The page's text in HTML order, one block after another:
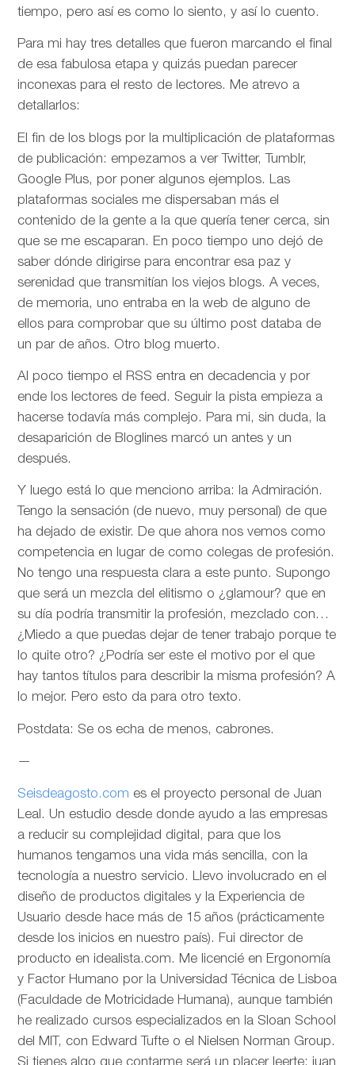
tiempo, pero así es como lo siento, y así lo cuento.
Para mi hay tres detalles que fueron marcando el final
de esa fabulosa etapa y quizás puedan parecer
inconexas para el resto de lectores. Me atrevo a
detallarlos:
El fin de los blogs por la multiplicación de plataformas
de publicación: empezamos a ver Twitter, Tumblr,
Google Plus, por poner algunos ejemplos. Las
plataformas sociales me dispersaban más el
contenido de la gente a la que quería tener cerca, sin
que se me escaparan. En poco tiempo uno dejó de
saber dónde dirigirse para encontrar esa paz y
serenidad que transmitían los viejos blogs. A veces,
de memoria, uno entraba en la web de alguno de
ellos para comprobar que su último post databa de
un par de años. Otro blog muerto.
Al poco tiempo el RSS entra en decadencia y por
ende los lectores de feed. Seguir la pista empieza a
hacerse todavía más complejo. Para mi, sin duda, la
desaparición de Bloglines marcó un antes y un
después.
Y luego está lo que menciono arriba: la Admiración.
Tengo la sensación (de nuevo, muy personal) de que
ha dejado de existir. De que ahora nos vemos como
competencia en lugar de como colegas de profesión.
No tengo una respuesta clara a este punto. Supongo
que será un mezcla del elitismo o ¿glamour? que en
su día podría transmitir la profesión, mezclado con…
¿Miedo a que puedas dejar de tener trabajo porque te
lo quite otro? ¿Podría ser este el motivo por el que
hay tantos títulos para describir la misma profesión? A
lo mejor. Pero esto da para otro texto.
Postdata: Se os echa de menos, cabrones.
—
Seisdeagosto.com es el proyecto personal de Juan
Leal. Un estudio desde donde ayudo a las empresas
a reducir su complejidad digital, para que los
humanos tengamos una vida más sencilla, con la
tecnología a nuestro servicio. Llevo involucrado en el
diseño de productos digitales y la Experiencia de
Usuario desde hace más de 15 años (prácticamente
desde los inicios en nuestro país). Fui director de
producto en idealista.com. Me licencié en Ergonomía
y Factor Humano por la Universidad Técnica de Lisboa
(Faculdade de Motricidade Humana), aunque también
he realizado cursos especializados en la Sloan School
del MIT, con Edward Tufte o el Nielsen Norman Group.